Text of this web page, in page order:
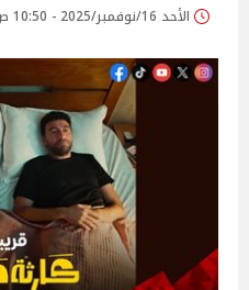
الأحد 16/نوفمبر/2025 - 10:50 ص